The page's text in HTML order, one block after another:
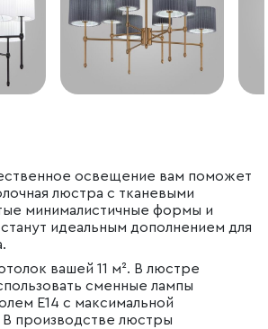
освещение вам поможет
люстра с тканевыми
минималистичные формы и
идеальным дополнением для
вашей 11 м². В люстре
сменные лампы
Е14 с максимальной
производстве люстры